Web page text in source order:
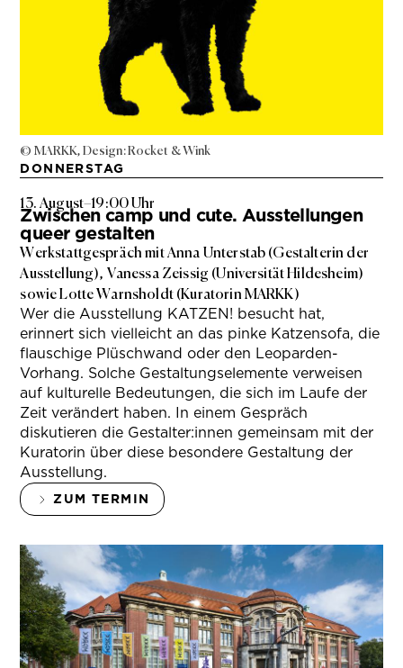
© MARKK, Design: Rocket & Wink
DONNERSTAG
13. August–19:00 Uhr
Zwischen camp und cute. Ausstellungen
queer gestalten
Werkstattgespräch mit Anna Unterstab (Gestalterin der
Ausstellung), Vanessa Zeissig (Universität Hildesheim)
sowie Lotte Warnsholdt (Kuratorin MARKK)
Wer die Ausstellung KATZEN! besucht hat,
erinnert sich vielleicht an das pinke Katzensofa, die
flauschige Plüschwand oder den Leoparden-
Vorhang. Solche Gestaltungselemente verweisen
auf kulturelle Bedeutungen, die sich im Laufe der
Zeit verändert haben. In einem Gespräch
diskutieren die Gestalter:innen gemeinsam mit der
Kuratorin über diese besondere Gestaltung der
Ausstellung.
ZUM TERMIN